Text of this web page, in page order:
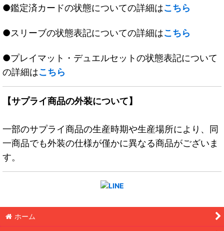
●鑑定済カードの状態についての詳細はこちら
●スリーブの状態表記についての詳細はこちら
●プレイマット・デュエルセットの状態表記について
の詳細はこちら
【サプライ商品の外装について】
一部のサプライ商品の生産時期や生産場所により、同
一商品でも外装の仕様が僅かに異なる商品がございま
す。
ホーム